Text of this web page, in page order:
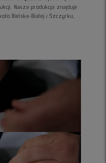
Nasza produkcja znajduje
Bielska-Białej i Szczyrku,